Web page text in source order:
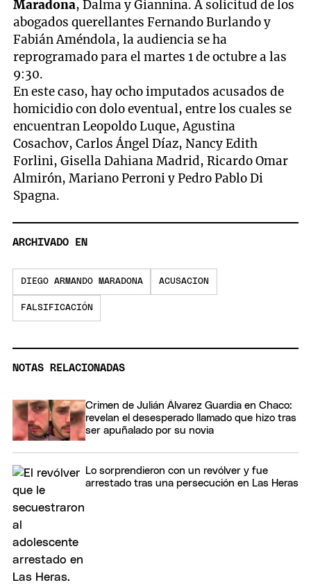
Maradona, Dalma y Giannina. A solicitud de los
abogados querellantes Fernando Burlando y
Fabián Améndola, la audiencia se ha
reprogramado para el martes 1 de octubre a las
9:30.
En este caso, hay ocho imputados acusados de
homicidio con dolo eventual, entre los cuales se
encuentran Leopoldo Luque, Agustina
Cosachov, Carlos Ángel Díaz, Nancy Edith
Forlini, Gisella Dahiana Madrid, Ricardo Omar
Almirón, Mariano Perroni y Pedro Pablo Di
Spagna.
ARCHIVADO EN
DIEGO ARMANDO MARADONA ACUSACION
FALSIFICACIÓN
NOTAS RELACIONADAS
Crimen de Julián Álvarez Guardia en Chaco:
revelan el desesperado llamado que hizo tras
ser apuñalado por su novia
Lo sorprendieron con un revólver y fue
arrestado tras una persecución en Las Heras